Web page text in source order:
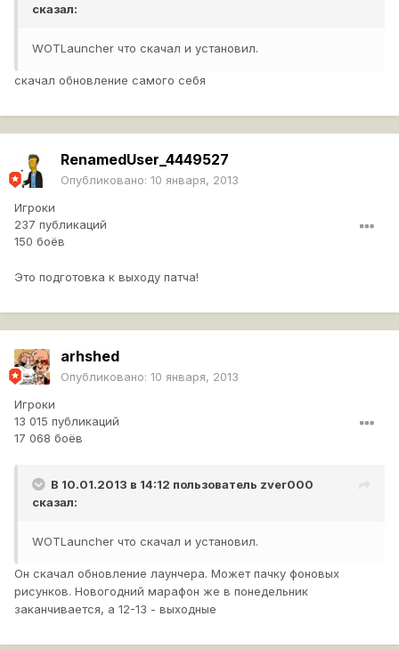
сказал:
WOTLauncher что скачал и установил.
скачал обновление самого себя
RenamedUser_4449527
Опубликовано: 10 января, 2013
Игроки
237 публикаций
150 боёв
Это подготовка к выходу патча!
arhshed
Опубликовано: 10 января, 2013
Игроки
13 015 публикаций
17 068 боёв
В 10.01.2013 в 14:12 пользователь zver000
сказал:
WOTLauncher что скачал и установил.
Он скачал обновление лаунчера. Может пачку фоновых
рисунков. Новогодний марафон же в понедельник
заканчивается, а 12-13 - выходные